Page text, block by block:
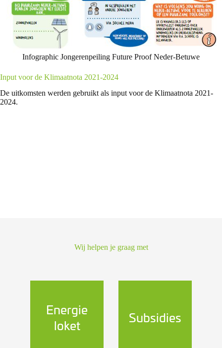
Infographic Jongerenpeiling Future Proof Neder-Betuwe
Input voor de Klimaatnota 2021-2024
De uitkomsten werden gebruikt als input voor de Klimaatnota 2021-
2024.
Wij helpen je graag met
Energie
loket
Subsidies